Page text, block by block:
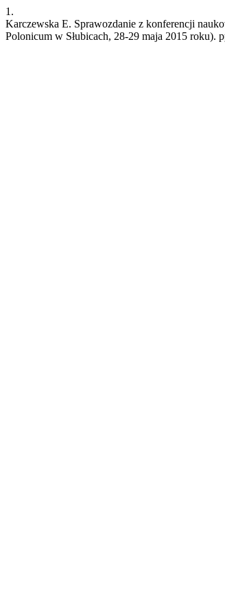
1.
Karczewska E. Sprawozdanie z konferencji
Polonicum w Słubicach, 28-29 maja 2015 roku).